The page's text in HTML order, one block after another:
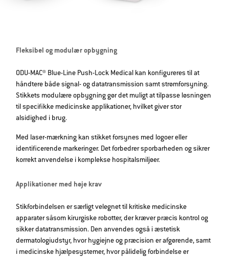
Fleksibel og modulær opbygning
ODU-MAC® Blue-Line Push-Lock Medical kan konfigureres til at
håndtere både signal- og datatransmission samt strømforsyning.
Stikkets modulære opbygning gør det muligt at tilpasse løsningen
til specifikke medicinske applikationer, hvilket giver stor
alsidighed i brug.
Med laser-mærkning kan stikket forsynes med logoer eller
identificerende markeringer. Det forbedrer sporbarheden og sikrer
korrekt anvendelse i komplekse hospitalsmiljøer.
Applikationer med høje krav
Stikforbindelsen er særligt velegnet til kritiske medicinske
apparater såsom kirurgiske robotter, der kræver præcis kontrol og
sikker datatransmission. Den anvendes også i æstetisk
dermatologiudstyr, hvor hygiejne og præcision er afgørende, samt
i medicinske hjælpesystemer, hvor pålidelig forbindelse er